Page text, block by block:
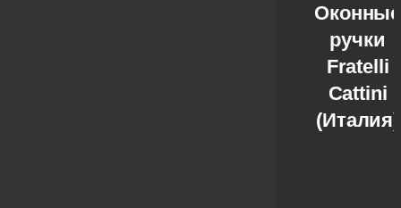
Оконные
ручки
Fratelli
Cattini
(Италия)